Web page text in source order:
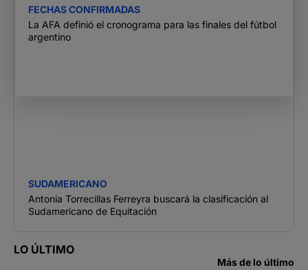
FECHAS CONFIRMADAS
La AFA definió el cronograma para las finales del fútbol
argentino
SUDAMERICANO
Antonia Torrecillas Ferreyra buscará la clasificación al
Sudamericano de Equitación
LO ÚLTIMO
Más de lo último